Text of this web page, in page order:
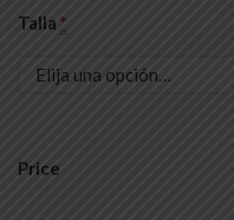
Talla *
Price